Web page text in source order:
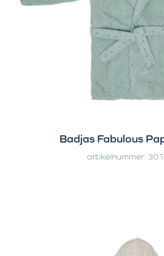
Badjas Fabulous
artikelnummer: